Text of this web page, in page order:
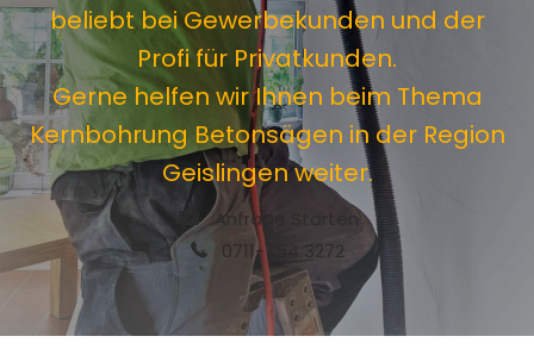
beliebt bei Gewerbekunden und der
Profi für Privatkunden.
Gerne helfen wir Ihnen beim Thema
Kernbohrung Betonsägen in der Region
Geislingen weiter.
Anfrage Starten
0711-754 3272